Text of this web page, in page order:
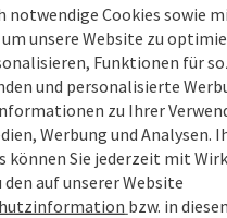
Nachname
notwendige Cookies sowie
unsere Website zu
Funktionen für
und personalisierte
zu Ihrer
Werbung und Analysen.
Sie jederzeit mit
auf unserer Website
bzw. in